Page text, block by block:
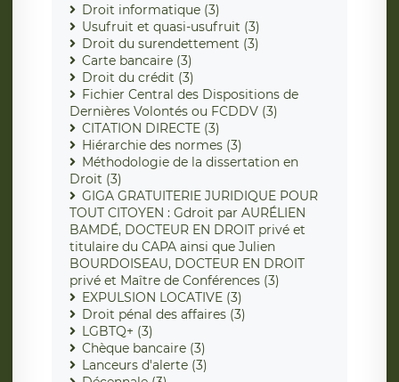
Droit informatique (3)
Usufruit et quasi-usufruit (3)
Droit du surendettement (3)
Carte bancaire (3)
Droit du crédit (3)
Fichier Central des Dispositions de
Dernières Volontés ou FCDDV (3)
CITATION DIRECTE (3)
Hiérarchie des normes (3)
Méthodologie de la dissertation en
Droit (3)
GIGA GRATUITERIE JURIDIQUE POUR
TOUT CITOYEN : Gdroit par AURÉLIEN
BAMDÉ, DOCTEUR EN DROIT privé et
titulaire du CAPA ainsi que Julien
BOURDOISEAU, DOCTEUR EN DROIT
privé et Maître de Conférences (3)
EXPULSION LOCATIVE (3)
Droit pénal des affaires (3)
LGBTQ+ (3)
Chèque bancaire (3)
Lanceurs d'alerte (3)